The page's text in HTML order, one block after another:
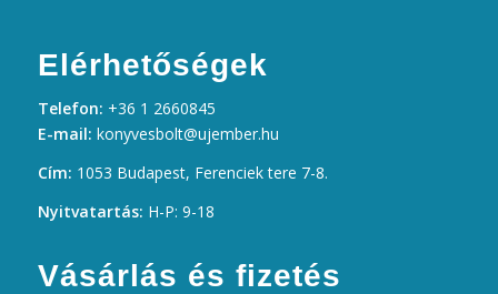
Elérhetőségek
Telefon: +36 1 2660845
E-mail: konyvesbolt@ujember.hu
Cím: 1053 Budapest, Ferenciek tere 7-8.
Nyitvatartás: H-P: 9-18
Vásárlás és fizetés